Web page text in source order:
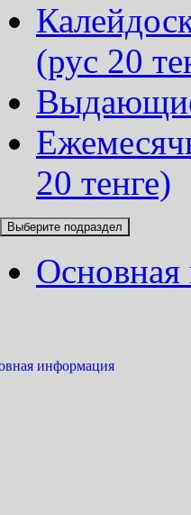
(рус 20
20 тенге)
Выберите подраздел
информация